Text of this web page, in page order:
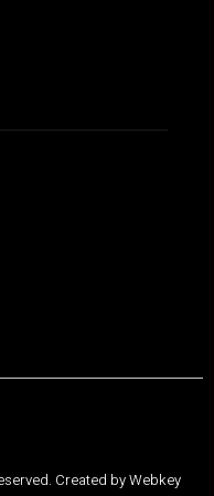
Created byWebkey